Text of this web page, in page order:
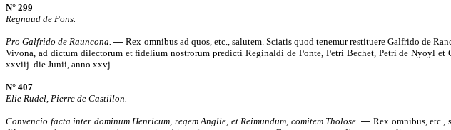
N° 299
Regnaud de Pons.
Pro Galfrido de Rauncona. ―Rex omnibus ad quos, etc., salutem. Sciatis quod tenemur restituere Galfrido de
Vivona, ad dictum dilectorum et fidelium nostrorum predicti Reginaldi de Ponte, Petri Bechet, Petri de Nyoyl
xxviij. die Junii, anno xxvj.
N° 407
Elie Rudel, Pierre de Castillon.
Convencio facta inter dominum Henricum, regem Anglie, et Reimundum, comitem Tholose. ―Rex omnibus, etc.,